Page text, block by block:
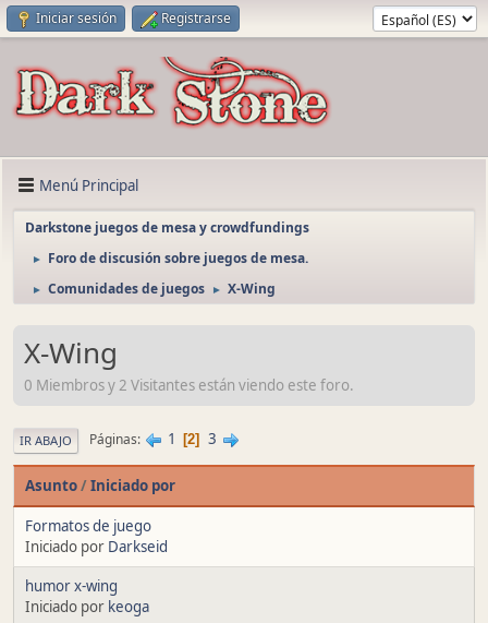
Iniciar sesión Registrarse
Menú Principal
Darkstone juegos de mesa y crowdfundings
► Foro de discusión sobre juegos de mesa.
► Comunidades de juegos ► X-Wing
X-Wing
0 Miembros y 2 Visitantes están viendo este foro.
IR ABAJO Páginas 1 2 3
Asunto/Iniciado por
Formatos de juego
Iniciado por Darkseid
humor x-wing
Iniciado por keoga